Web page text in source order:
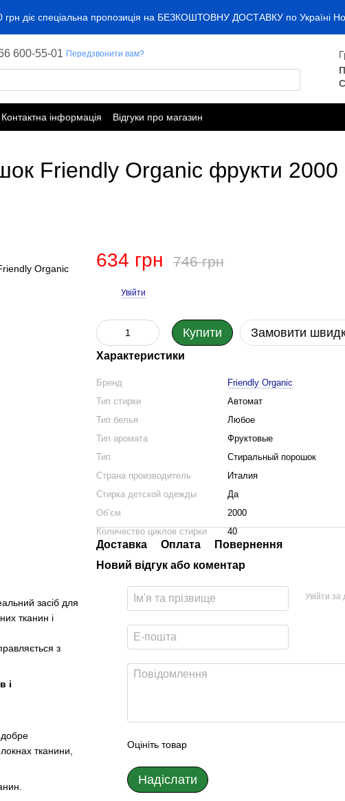
грн діє спеціальна пропозиція на БЕЗКОШТОВНУ ДОСТАВКУ по Україні
600-55-01 Передзвонити вам?
Контактна інформація Відгуки про магазин
Friendly Organic фрукти
засіб для
тканин і
з
і
добре
тканини,
634 грн 746 грн
Увійти
Купити Замовити
Характеристики
Бренд
Friendly Organic
Тип стирки
Автомат
Тип белья
Любое
Тип аромата
Фруктовые
Тип
Стиральный порошок
Страна производитель
Италия
Стирка детской одежды
Да
Обʼєм
2000
Количество циклов стирки
40
Доставка Оплата
Повернення
Новий відгук або коментар
Увійти
Оцініть товар
Надіслати